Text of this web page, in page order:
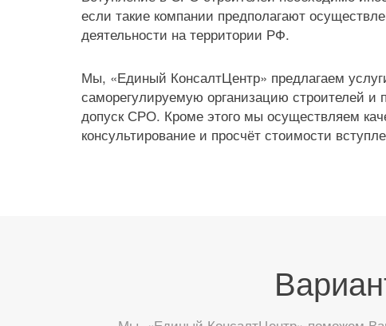
если такие компании предполагают
деятельности на территории РФ.
Мы, «Единый КонсалтЦентр» предлагаем
саморегулируемую организацию строителей и
допуск СРО. Кроме этого мы осуществляем
консультирование и просчёт стоимости